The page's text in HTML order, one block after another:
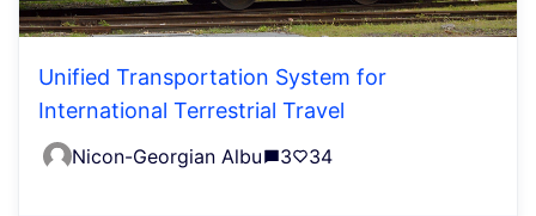
Unified Transportation System for
International Terrestrial Travel
Nicon-Georgian Albu 3 34